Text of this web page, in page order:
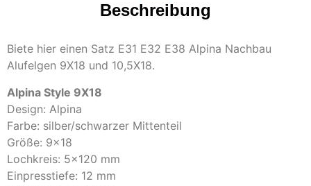
Beschreibung
Biete hier einen Satz E31 E32 E38 Alpina Nachbau
Alufelgen 9X18 und 10,5X18.
Alpina Style 9X18
Design: Alpina
Farbe: silber/schwarzer Mittenteil
Größe: 9×18
Lochkreis: 5×120 mm
Einpresstiefe: 12 mm